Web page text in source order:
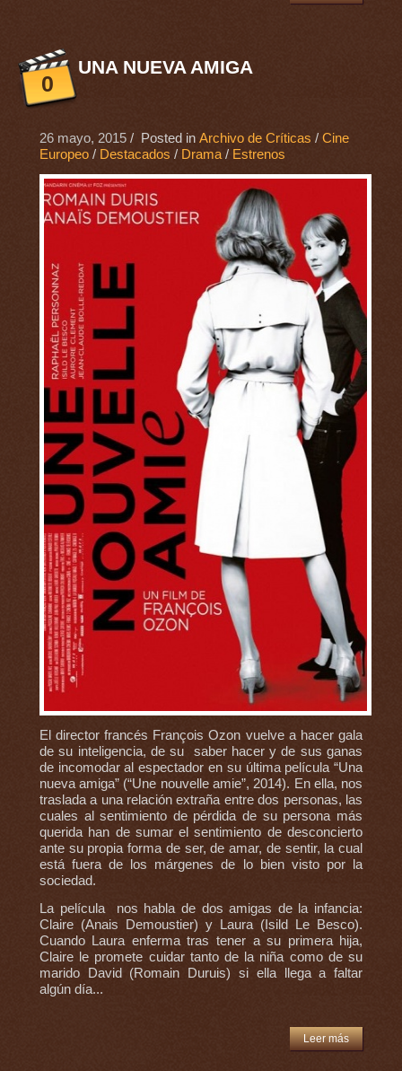
0
UNA NUEVA AMIGA
26 mayo, 2015/ Posted in Archivo de Críticas / Cine
Europeo/ Destacados / Drama/ Estrenos
El director francés François Ozon vuelve a hacer gala
de su inteligencia, de su saber hacer y de sus ganas
de incomodar al espectador en su última película “Una
nueva amiga” (“Une nouvelle amie”, 2014). En ella, nos
traslada a una relación extraña entre dos personas, las
cuales al sentimiento de pérdida de su persona más
querida han de sumar el sentimiento de desconcierto
ante su propia forma de ser, de amar, de sentir, la cual
está fuera de los márgenes de lo bien visto por la
sociedad.
La película nos habla de dos amigas de la infancia:
Claire (Anais Demoustier) y Laura (Isild Le Besco).
Cuando Laura enferma tras tener a su primera hija,
Claire le promete cuidar tanto de la niña como de su
marido David (Romain Duruis) si ella llega a faltar
algún día...
Leer más